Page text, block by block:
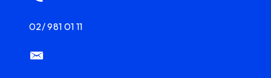
02/ 981 01 11